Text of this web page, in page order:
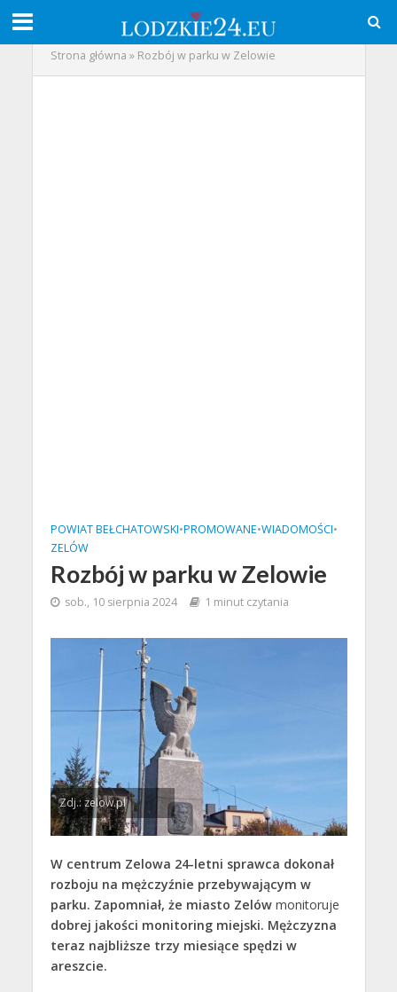
Strona główna » Rozbój w parku w Zelowie
POWIAT BEŁCHATOWSKI•PROMOWANE•WIADOMOŚCI•
ZELÓW
Rozbój w parku w Zelowie
sob., 10 sierpnia 2024 1 minut czytania
Zdj.: zelow.pl
W centrum Zelowa 24-letni sprawca dokonał
rozboju na mężczyźnie przebywającym w
parku. Zapomniał, że miasto Zelów monitoruje
dobrej jakości monitoring miejski. Mężczyzna
teraz najbliższe trzy miesiące spędzi w
areszcie.